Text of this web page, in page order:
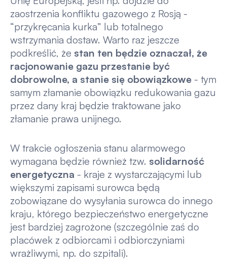
zaostrzenia konfliktu gazowego z Rosją -
“przykręcania kurka” lub totalnego
wstrzymania dostaw. Warto raz jeszcze
podkreślić, że stan ten będzie oznaczał, że
racjonowanie gazu przestanie być
dobrowolne, a stanie się obowiązkowe- tym
samym złamanie obowiązku redukowania gazu
przez dany kraj będzie traktowane jako
złamanie prawa unijnego.
W trakcie ogłoszenia stanu alarmowego
wymagana będzie również tzw. solidarność
energetyczna - kraje z wystarczającymi lub
większymi zapisami surowca będą
zobowiązane do wysyłania surowca do innego
kraju, którego bezpieczeństwo energetyczne
jest bardziej zagrożone (szczególnie zaś do
placówek z odbiorcami i odbiorczyniami
wrażliwymi, np. do szpitali).